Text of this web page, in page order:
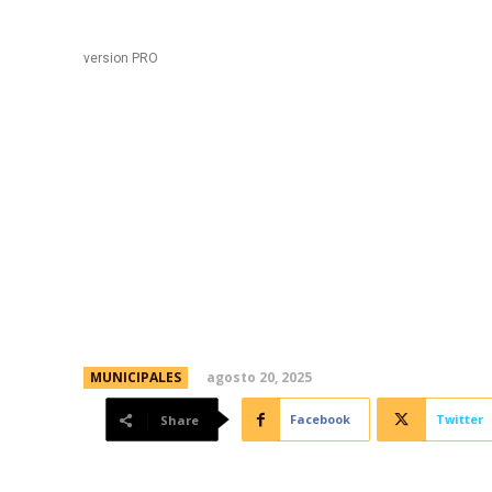
version PRO
MUNICIPALES agosto 20, 2025
Share Facebook Twitter